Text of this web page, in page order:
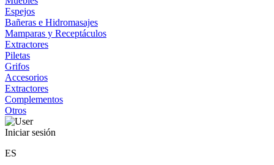
Espejos
Bañeras e Hidromasajes
Mamparas y Receptáculos
Extractores
Piletas
Grifos
Accesorios
Extractores
Complementos
Otros
Iniciar sesión
ES